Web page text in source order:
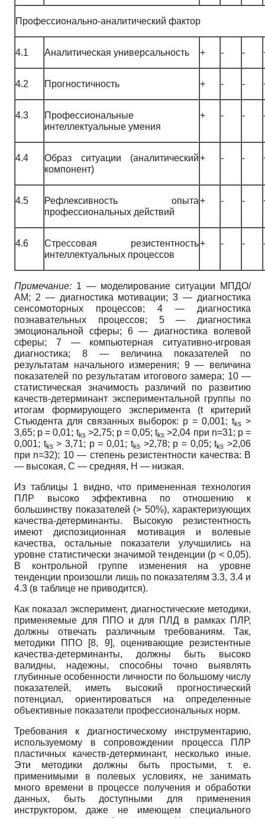
Профессионально-аналитический фактор
4.1 Аналитическая универсальность + - -
4.2 Прогностичность + - -
4.3
Профессиональные
интеллектуальные умения
+ - -
4.4
Образ ситуации (аналитический
компонент)
+ - -
4.5
Рефлексивность опыта
профессиональных действий
+ - -
4.6
Стрессовая резистентность
интеллектуальных процессов
+ - -
Примечание: 1 — моделирование ситуации МПДО/
АМ; 2 — диагностика мотивации; 3 — диагностика
сенсомоторных процессов; 4 — диагностика
познавательных процессов; 5 — диагностика
эмоциональной сферы; 6 — диагностика волевой
сферы; 7 — компьютерная ситуативно-игровая
диагностика; 8 — величина показателей по
результатам начального измерения; 9 — величина
показателей по результатам итогового замера; 10 —
статистическая значимость различий по развитию
качеств-детерминант экспериментальной группы по
итогам формирующего эксперимента (t критерий
Стьюдента для связанных выборок: р = 0,001; tks >
3,65; р = 0,01; tks>2,75; р = 0,05; tks >2,04 при n=31; р =
0,001; tks> 3,71; р = 0,01; tks>2,78; р = 0,05; tks >2,06
при n=32); 10 — степень резистентности качества: В
— высокая, С — средняя, Н — низкая.
Из таблицы 1 видно, что примененная технология
ПЛР высоко эффективна по отношению к
большинству показателей (> 50%), характеризующих
качества-детерминанты. Высокую резистентность
имеют диспозиционная мотивация и волевые
качества, остальные показатели улучшились на
уровне статистически значимой тенденции (р ˂ 0,05).
В контрольной группе изменения на уровне
тенденции произошли лишь по показателям 3.3, 3.4 и
4.3 (в таблице не приводится).
Как показал эксперимент, диагностические методики,
применяемые для ППО и для ПЛД в рамках ПЛР,
должны отвечать различным требованиям. Так,
методики ППО [8, 9], оценивающие резистентные
качества-детерминанты, должны быть высоко
валидны, надежны, способны точно выявлять
глубинные особенности личности по большому числу
показателей, иметь высокий прогностический
потенциал, ориентироваться на определенные
объективные показатели профессиональных норм.
Требования к диагностическому инструментарию,
используемому в сопровождении процесса ПЛР
пластичных качеств-детерминант, несколько иные.
Эти методики должны быть простыми, т. е.
применимыми в полевых условиях, не занимать
много времени в процессе получения и обработки
данных, быть доступными для применения
инструктором, даже не имеющем специального